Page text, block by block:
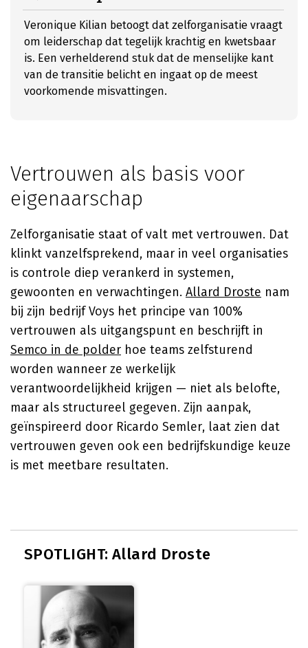
Veronique Kilian betoogt dat zelforganisatie vraagt
om leiderschap dat tegelijk krachtig en kwetsbaar
is. Een verhelderend stuk dat de menselijke kant
van de transitie belicht en ingaat op de meest
voorkomende misvattingen.
Vertrouwen als basis voor
eigenaarschap
Zelforganisatie staat of valt met vertrouwen. Dat
klinkt vanzelfsprekend, maar in veel organisaties
is controle diep verankerd in systemen,
gewoonten en verwachtingen. Allard Droste nam
bij zijn bedrijf Voys het principe van 100%
vertrouwen als uitgangspunt en beschrijft in
Semco in de polder hoe teams zelfsturend
worden wanneer ze werkelijk
verantwoordelijkheid krijgen — niet als belofte,
maar als structureel gegeven. Zijn aanpak,
geïnspireerd door Ricardo Semler, laat zien dat
vertrouwen geven ook een bedrijfskundige keuze
is met meetbare resultaten.
SPOTLIGHT: Allard Droste